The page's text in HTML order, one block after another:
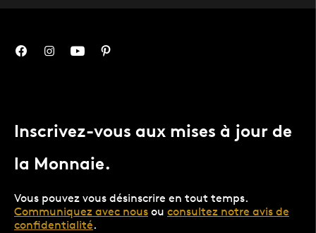
Inscrivez-vous aux mises à jour de
la Monnaie.
Vous pouvez vous désinscrire en tout temps.
Communiquez avec nous ou consultez notre avis de
confidentialité.